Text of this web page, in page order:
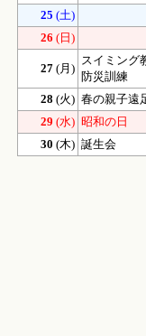
25 (土)
26 (日)
27 (月)
スイミング
防災訓練
28 (火) 春の親子遠
29 (水) 昭和の日
30 (木) 誕生会